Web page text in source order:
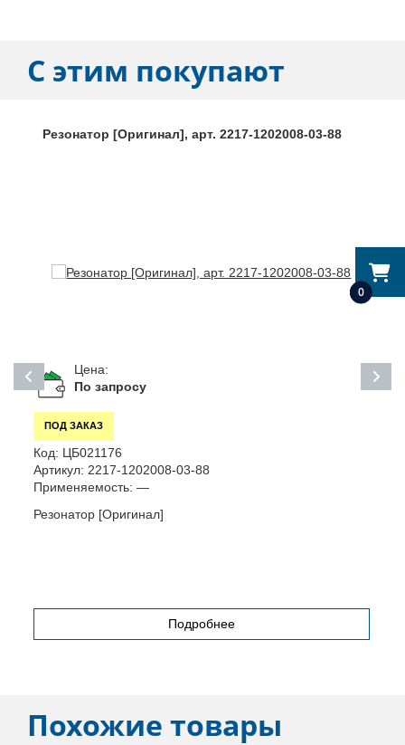
0
С этим покупают
Резонатор [Оригинал], арт. 2217-1202008-03-88
Цена:
По запросу
ПОД ЗАКАЗ
Код: ЦБ021176
Артикул: 2217-1202008-03-88
Применяемость: —
Резонатор [Оригинал]
Подробнее
Похожие товары